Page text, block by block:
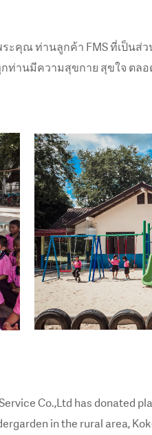
ะคุณ ท่านลูกค้า FMS ที่เป็นส่
านมีความสุขกาย สุขใจ ตลอ
Co.,Ltd has donated
in the rural area,